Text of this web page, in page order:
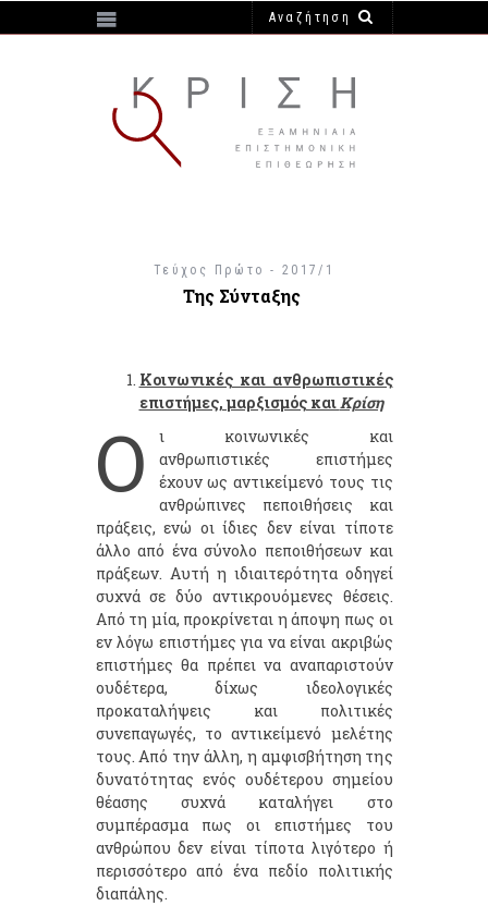
https://e-krisi.gr/wp-content/themes/krisi
Τεύχος Πρώτο - 2017/1
Της Σύνταξης
Κοινωνικές και ανθρωπιστικές
επιστήμες, μαρξισμός καιΚρίση
Ο
ι κοινωνικές και
ανθρωπιστικές επιστήμες
έχουν ως αντικείμενό τους τις
ανθρώπινες πεποιθήσεις και
πράξεις, ενώ οι ίδιες δεν είναι τίποτε
άλλο από ένα σύνολο πεποιθήσεων και
πράξεων. Αυτή η ιδιαιτερότητα οδηγεί
συχνά σε δύο αντικρουόμενες θέσεις.
Από τη μία, προκρίνεται η άποψη πως οι
εν λόγω επιστήμες για να είναι ακριβώς
επιστήμες θα πρέπει να αναπαριστούν
ουδέτερα, δίχως ιδεολογικές
προκαταλήψεις και πολιτικές
συνεπαγωγές, το αντικείμενό μελέτης
τους. Από την άλλη, η αμφισβήτηση της
δυνατότητας ενός ουδέτερου σημείου
θέασης συχνά καταλήγει στο
συμπέρασμα πως οι επιστήμες του
ανθρώπου δεν είναι τίποτα λιγότερο ή
περισσότερο από ένα πεδίο πολιτικής
διαπάλης.